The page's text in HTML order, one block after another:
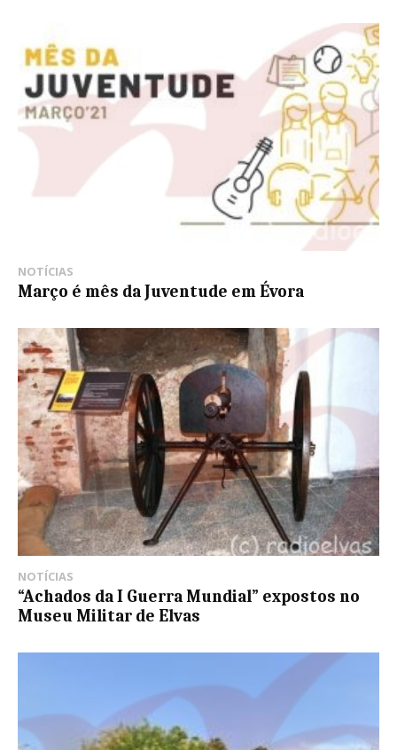
NOTÍCIAS
Março é mês da Juventude em Évora
NOTÍCIAS
“Achados da I Guerra Mundial” expostos no
Museu Militar de Elvas